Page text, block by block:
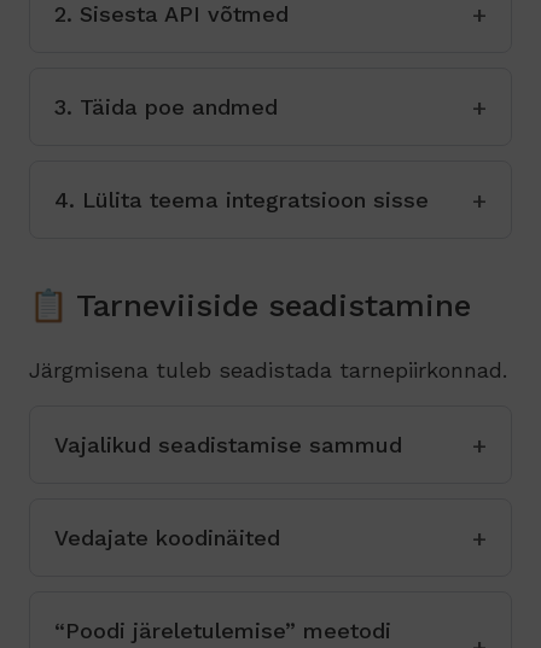
2. Sisesta API võtmed
3. Täida poe andmed
4. Lülita teema integratsioon sisse
📋 Tarneviiside seadistamine
Järgmisena tuleb seadistada tarnepiirkonnad.
Vajalikud seadistamise sammud
Vedajate koodinäited
“Poodi järeletulemise” meetodi